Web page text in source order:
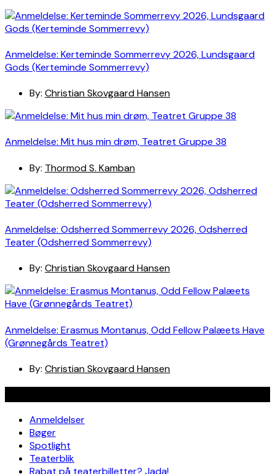
Anmeldelse: Kerteminde Sommerrevy 2026, Lundsgaard
Gods (Kerteminde Sommerrevy)
By: Christian Skovgaard Hansen
Anmeldelse: Mit hus min drøm, Teatret Gruppe 38
By: Thormod S. Kamban
Anmeldelse: Odsherred Sommerrevy 2026, Odsherred
Teater (Odsherred Sommerrevy)
By: Christian Skovgaard Hansen
Anmeldelse: Erasmus Montanus, Odd Fellow Palæets Have
(Grønnegårds Teatret)
By: Christian Skovgaard Hansen
Anmeldelser
Bøger
Spotlight
Teaterblik
Rabat på teaterbilletter? Jada!